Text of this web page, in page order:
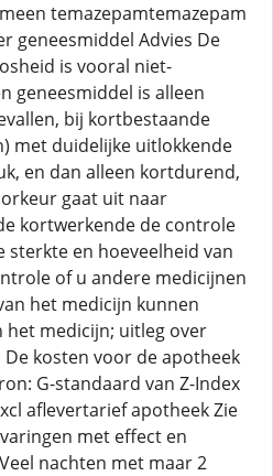
temazepamtemazepam
geneesmiddel Advies De
is vooral niet-
geneesmiddel is alleen
bij kortbestaande
met duidelijke uitlokkende
en dan alleen kortdurend,
gaat uit naar
kortwerkende de controle
en hoeveelheid van
of u andere medicijnen
het medicijn kunnen
het medicijn; uitleg over
kosten voor de apotheek
G-standaard van Z-Index
aflevertarief apotheek Zie
met effect en
nachten met maar 2